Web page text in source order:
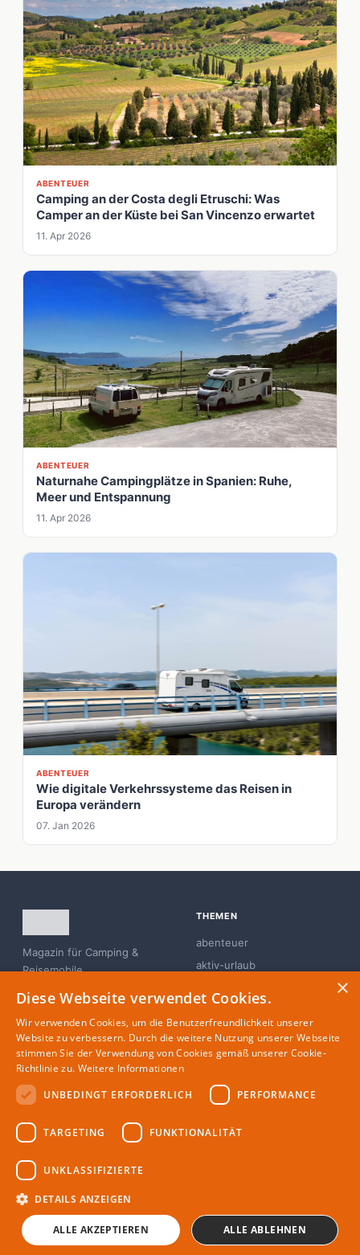
ABENTEUER
Camping an der Costa degli Etruschi: Was
Camper an der Küste bei San Vincenzo erwartet
11. Apr 2026
ABENTEUER
Naturnahe Campingplätze in Spanien: Ruhe,
Meer und Entspannung
11. Apr 2026
ABENTEUER
Wie digitale Verkehrssysteme das Reisen in
Europa verändern
07. Jan 2026
Magazin für Camping &
Reisemobile
THEMEN
abenteuer
aktiv-urlaub
familie
glamping
MAGAZIN
Partner
Autoren
RECHTLICHES
Impressum
© 2026 CAMPER4ALL
×
Diese Webseite verwendet Cookies.
Wir verwenden Cookies, um die Benutzerfreundlichkeit unserer
Website zu verbessern. Durch die weitere Nutzung unserer Webseite
stimmen Sie der Verwendung von Cookies gemäß unserer Cookie-
Richtlinie zu. Weitere Informationen
UNBEDINGT ERFORDERLICH
PERFORMANCE
TARGETING FUNKTIONALITÄT
UNKLASSIFIZIERTE
DETAILS ANZEIGEN
ALLE AKZEPTIEREN ALLE ABLEHNEN